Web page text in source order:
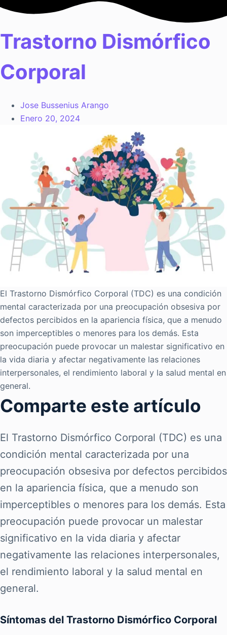
Saltar
contenido
Trastorno Dismórfico
Corporal
Jose Bussenius Arango
Enero 20, 2024
El Trastorno Dismórfico Corporal (TDC) es una condición
mental caracterizada por una preocupación obsesiva por
defectos percibidos en la apariencia física, que a menudo
son imperceptibles o menores para los demás. Esta
preocupación puede provocar un malestar significativo en
la vida diaria y afectar negativamente las relaciones
interpersonales, el rendimiento laboral y la salud mental en
general.
Comparte este artículo
El Trastorno Dismórfico Corporal (TDC) es una
condición mental caracterizada por una
preocupación obsesiva por defectos percibidos
en la apariencia física, que a menudo son
imperceptibles o menores para los demás. Esta
preocupación puede provocar un malestar
significativo en la vida diaria y afectar
negativamente las relaciones interpersonales,
el rendimiento laboral y la salud mental en
general.
Síntomas del Trastorno Dismórfico Corporal